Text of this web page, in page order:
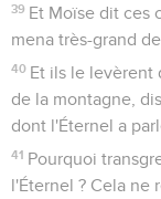
39 Et Moïse dit ces
mena très-grand
40 Et ils le levèrent
de la montagne,
dont l'Éternel a
41 Pourquoi
l'Éternel ? Cela ne